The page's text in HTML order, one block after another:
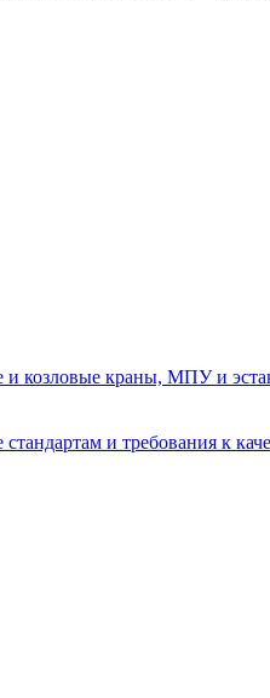
и козловые краны, МПУ и
и требования к